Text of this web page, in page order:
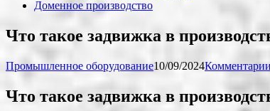
Доменное производство
Что такое задвижка в
Промышленное оборудование10/09/2024
Что такое задвижка в